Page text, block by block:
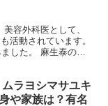
容外科医として、
活動されています。
した。 麻生泰のプ
ムラヨシマサユキ
や家族は？有名